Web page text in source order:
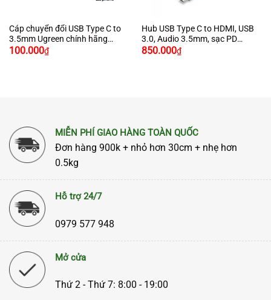
Cáp chuyển đổi USB Type C to
3.5mm Ugreen chính hãng
30632
100.000₫
Hub USB Type C to HDMI, USB
3.0, Audio 3.5mm, sạc PD
Ugreen 80132
850.000₫
MIỄN PHÍ GIAO HÀNG TOÀN QUỐC
Đơn hàng 900k + nhỏ hơn 30cm + nhẹ hơn
0.5kg
Hỗ trợ 24/7
0979 577 948
Mở cửa
Thứ 2 - Thứ 7: 8:00 - 19:00